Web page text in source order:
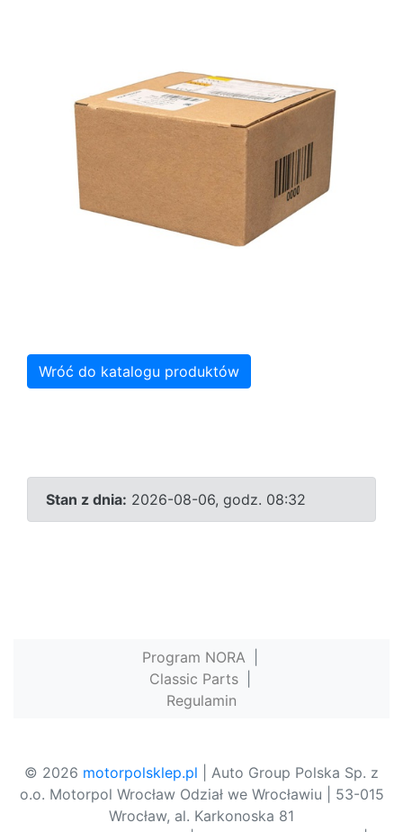
Wróć do katalogu produktów
Stan z dnia: 2026-08-06, godz. 08:32
Program NORA
Classic Parts
Regulamin
© 2026 motorpolsklep.pl | Auto Group Polska Sp. z
o.o. Motorpol Wrocław Odział we Wrocławiu | 53-015
Wrocław, al. Karkonoska 81